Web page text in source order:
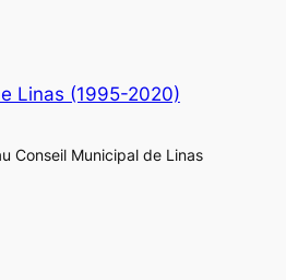
Linas (1995-2020)
Conseil Municipal de Linas